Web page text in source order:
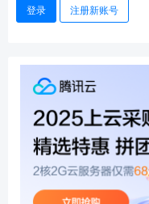
登录 注册新账号